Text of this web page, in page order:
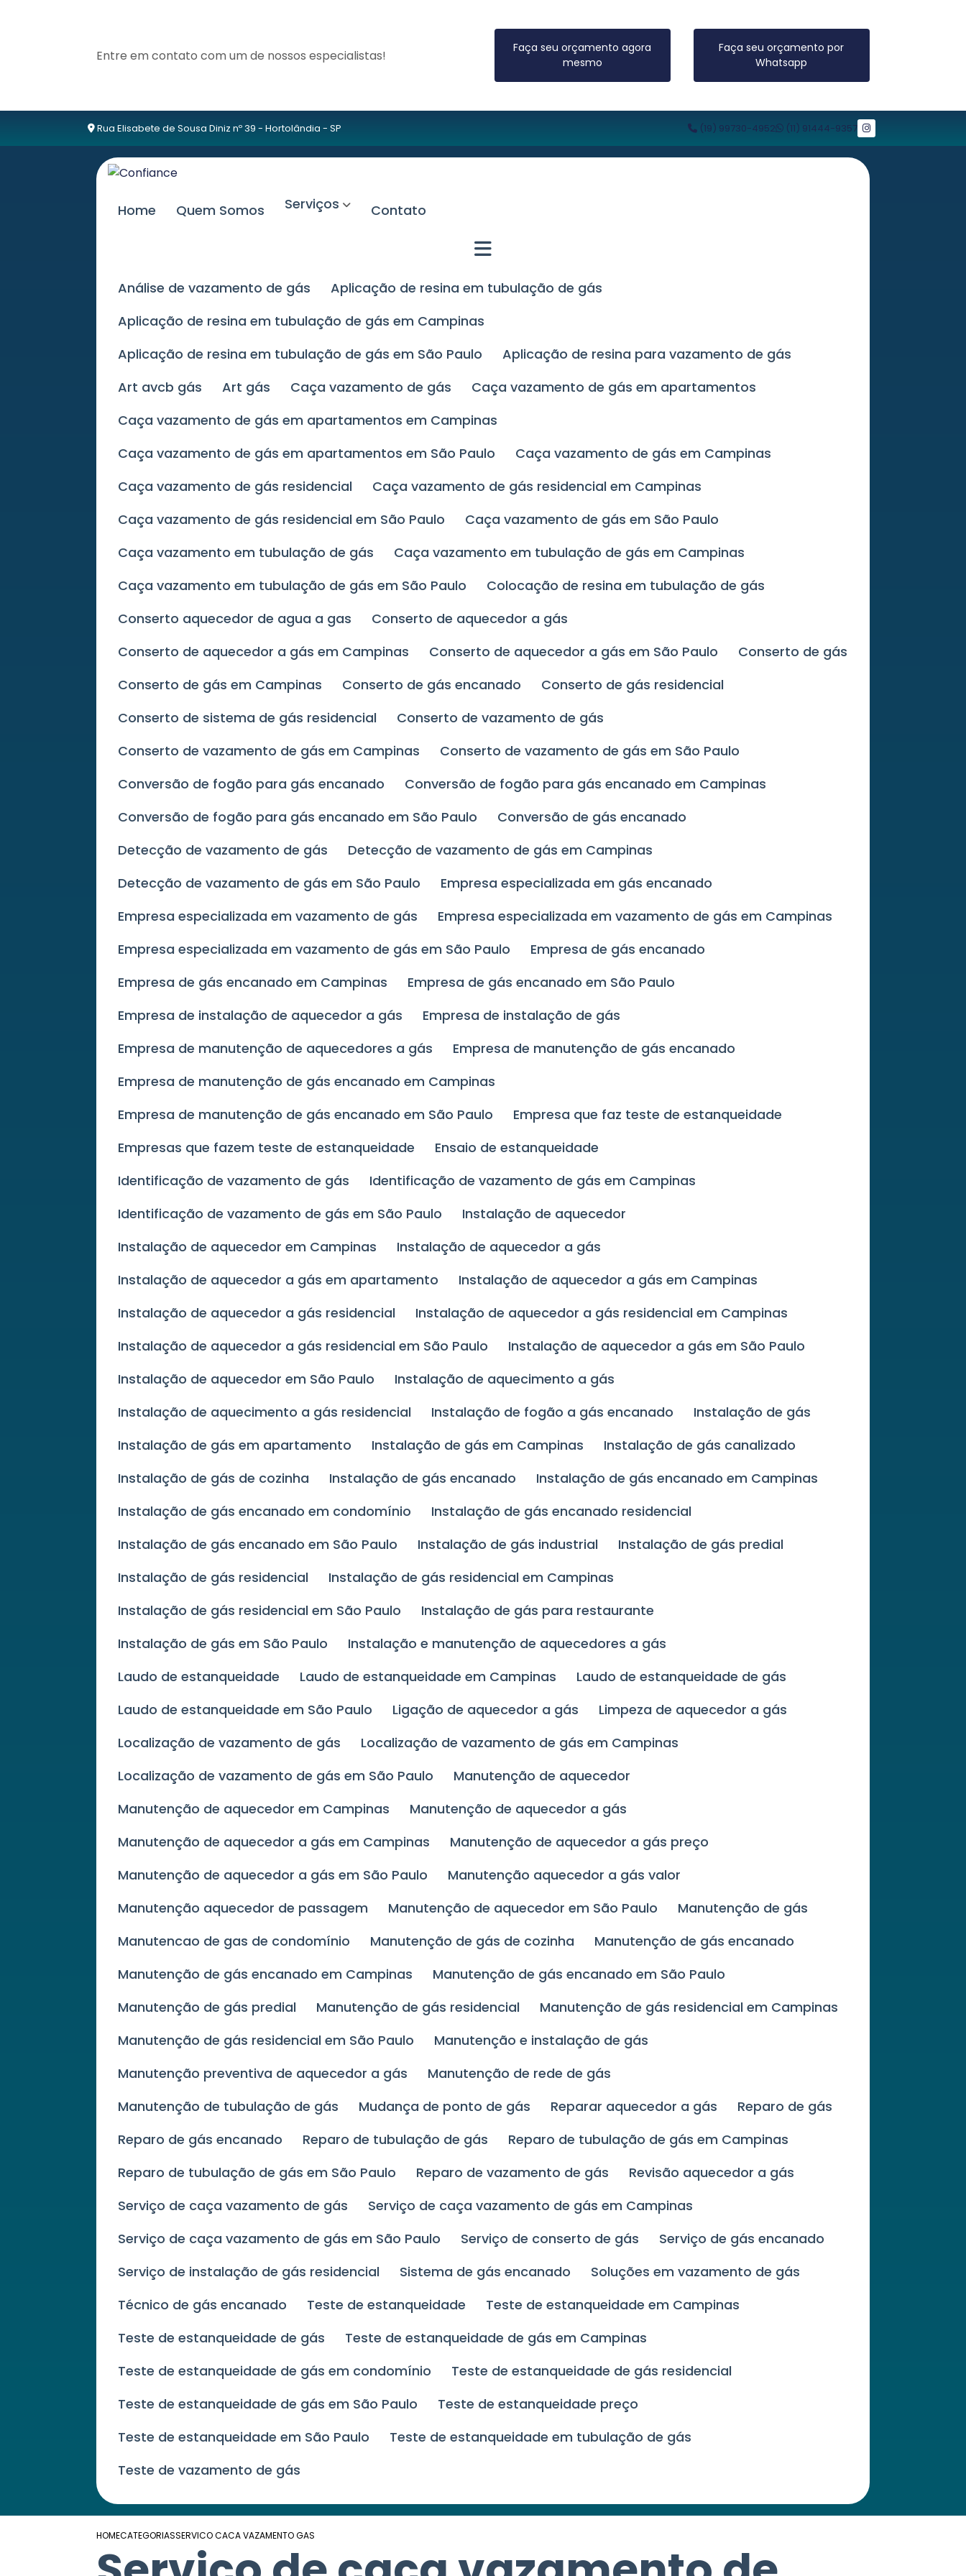
Entre em contato com um de nossos especialistas!
Faça seu orçamento agora
mesmo
Faça seu orçamento por
Whatsapp
Rua Elisabete de Sousa Diniz nº 39 - Hortolândia - SP (19) 99730-4952 (11) 91444-9357
Home Quem Somos Serviços Contato
Análise de vazamento de gás
Aplicação de resina em tubulação de gás
Aplicação de resina em tubulação de gás em Campinas
Aplicação de resina em tubulação de gás em São Paulo
Aplicação de resina para vazamento de gás
Art avcb gás
Art gás Caça vazamento de gás
Caça vazamento de gás em apartamentos
Caça vazamento de gás em apartamentos em Campinas
Caça vazamento de gás em apartamentos em São Paulo
Caça vazamento de gás em Campinas
Caça vazamento de gás residencial
Caça vazamento de gás residencial em Campinas
Caça vazamento de gás residencial em São Paulo
Caça vazamento de gás em São Paulo
Caça vazamento em tubulação de gás
Caça vazamento em tubulação de gás em Campinas
Caça vazamento em tubulação de gás em São Paulo
Colocação de resina em tubulação de gás
Conserto aquecedor de agua a gas
Conserto de aquecedor a gás
Conserto de aquecedor a gás em Campinas
Conserto de aquecedor a gás em São Paulo
Conserto de gás
Conserto de gás em Campinas
Conserto de gás encanado
Conserto de gás residencial
Conserto de sistema de gás residencial
Conserto de vazamento de gás
Conserto de vazamento de gás em Campinas
Conserto de vazamento de gás em São Paulo
Conversão de fogão para gás encanado
Conversão de fogão para gás encanado em Campinas
Conversão de fogão para gás encanado em São Paulo
Conversão de gás encanado
Detecção de vazamento de gás
Detecção de vazamento de gás em Campinas
Detecção de vazamento de gás em São Paulo
Empresa especializada em gás encanado
Empresa especializada em vazamento de gás
Empresa especializada em vazamento de gás em Campinas
Empresa especializada em vazamento de gás em São Paulo
Empresa de gás encanado
Empresa de gás encanado em Campinas
Empresa de gás encanado em São Paulo
Empresa de instalação de aquecedor a gás
Empresa de instalação de gás
Empresa de manutenção de aquecedores a gás
Empresa de manutenção de gás encanado
Empresa de manutenção de gás encanado em Campinas
Empresa de manutenção de gás encanado em São Paulo
Empresa que faz teste de estanqueidade
Empresas que fazem teste de estanqueidade
Ensaio de estanqueidade
Identificação de vazamento de gás
Identificação de vazamento de gás em Campinas
Identificação de vazamento de gás em São Paulo
Instalação de aquecedor
Instalação de aquecedor em Campinas
Instalação de aquecedor a gás
Instalação de aquecedor a gás em apartamento
Instalação de aquecedor a gás em Campinas
Instalação de aquecedor a gás residencial
Instalação de aquecedor a gás residencial em Campinas
Instalação de aquecedor a gás residencial em São Paulo
Instalação de aquecedor a gás em São Paulo
Instalação de aquecedor em São Paulo
Instalação de aquecimento a gás
Instalação de aquecimento a gás residencial
Instalação de fogão a gás encanado
Instalação de gás
Instalação de gás em apartamento
Instalação de gás em Campinas
Instalação de gás canalizado
Instalação de gás de cozinha
Instalação de gás encanado
Instalação de gás encanado em Campinas
Instalação de gás encanado em condomínio
Instalação de gás encanado residencial
Instalação de gás encanado em São Paulo
Instalação de gás industrial
Instalação de gás predial
Instalação de gás residencial
Instalação de gás residencial em Campinas
Instalação de gás residencial em São Paulo
Instalação de gás para restaurante
Instalação de gás em São Paulo
Instalação e manutenção de aquecedores a gás
Laudo de estanqueidade
Laudo de estanqueidade em Campinas
Laudo de estanqueidade de gás
Laudo de estanqueidade em São Paulo
Ligação de aquecedor a gás
Limpeza de aquecedor a gás
Localização de vazamento de gás
Localização de vazamento de gás em Campinas
Localização de vazamento de gás em São Paulo
Manutenção de aquecedor
Manutenção de aquecedor em Campinas
Manutenção de aquecedor a gás
Manutenção de aquecedor a gás em Campinas
Manutenção de aquecedor a gás preço
Manutenção de aquecedor a gás em São Paulo
Manutenção aquecedor a gás valor
Manutenção aquecedor de passagem
Manutenção de aquecedor em São Paulo
Manutenção de gás
Manutencao de gas de condomínio
Manutenção de gás de cozinha
Manutenção de gás encanado
Manutenção de gás encanado em Campinas
Manutenção de gás encanado em São Paulo
Manutenção de gás predial
Manutenção de gás residencial
Manutenção de gás residencial em Campinas
Manutenção de gás residencial em São Paulo
Manutenção e instalação de gás
Manutenção preventiva de aquecedor a gás
Manutenção de rede de gás
Manutenção de tubulação de gás
Mudança de ponto de gás Reparar aquecedor a gás
Reparo de gás
Reparo de gás encanado
Reparo de tubulação de gás
Reparo de tubulação de gás em Campinas
Reparo de tubulação de gás em São Paulo
Reparo de vazamento de gás
Revisão aquecedor a gás
Serviço de caça vazamento de gás
Serviço de caça vazamento de gás em Campinas
Serviço de caça vazamento de gás em São Paulo
Serviço de conserto de gás
Serviço de gás encanado
Serviço de instalação de gás residencial
Sistema de gás encanado
Soluções em vazamento de gás
Técnico de gás encanado
Teste de estanqueidade
Teste de estanqueidade em Campinas
Teste de estanqueidade de gás
Teste de estanqueidade de gás em Campinas
Teste de estanqueidade de gás em condomínio
Teste de estanqueidade de gás residencial
Teste de estanqueidade de gás em São Paulo
Teste de estanqueidade preço
Teste de estanqueidade em São Paulo
Teste de estanqueidade em tubulação de gás
Teste de vazamento de gás
HOMECATEGORIASSERVICO CACA VAZAMENTO GAS